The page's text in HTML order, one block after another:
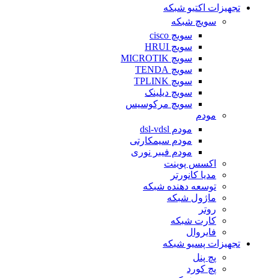
تجهیزات اکتیو شبکه
سویچ شبکه
سویچ cisco
سویچ HRUI
سویچ MICROTIK
سویچ TENDA
سویچ TPLINK
سویچ دیلینک
سویچ مرکوسیس
مودم
مودم dsl-vdsl
مودم سیمکارتی
مودم فیبر نوری
اکسس پوینت
مدیا کانورتر
توسعه دهنده شبکه
ماژول شبکه
روتر
کارت شبکه
فایروال
تجهیزات پسیو شبکه
پچ پنل
پچ کورد